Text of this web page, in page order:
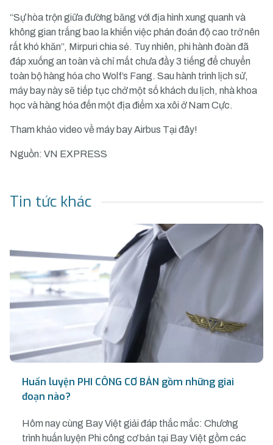
“Sự hòa trộn giữa đường băng với địa hình xung quanh và
không gian trắng bao la khiến việc phán đoán độ cao trở nên
rất khó khăn”, Mirpuri chia sẻ. Tuy nhiên, phi hành đoàn đã
đáp xuống an toàn và chỉ mất chưa đầy 3 tiếng để chuyển
toàn bộ hàng hóa cho Wolf’s Fang. Sau hành trình lịch sử,
máy bay này sẽ tiếp tục chở một số khách du lịch, nhà khoa
học và hàng hóa đến một địa điểm xa xôi ở Nam Cực.
Tham khảo video về máy bay Airbus Tại đây!
Nguồn: VN EXPRESS
Tin tức khác
Huấn luyện PHI CÔNG CƠ BẢN gồm những giai
đoạn nào?
Hôm nay cùng Bay Việt giải đáp thắc mắc: Chương
trình huấn luyện Phi công cơ bản tại Bay Việt gồm các